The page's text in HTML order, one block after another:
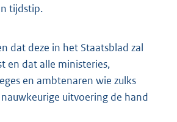
tijdstip.
dat deze in het Staatsblad zal
en dat alle ministeries,
en ambtenaren wie zulks
uitvoering de hand